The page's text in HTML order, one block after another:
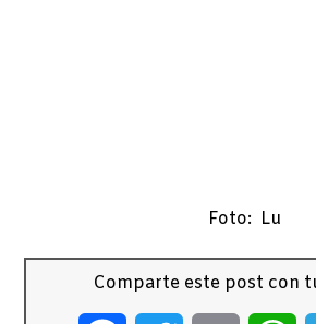
Foto: Lu
Comparte este post con